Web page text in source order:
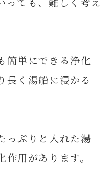
簡単にできる浄化
長く湯船に浸かる
っぷりと入れた湯
用があります。